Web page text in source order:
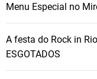
Menu Especial no
A festa do Rock in
ESGOTADOS